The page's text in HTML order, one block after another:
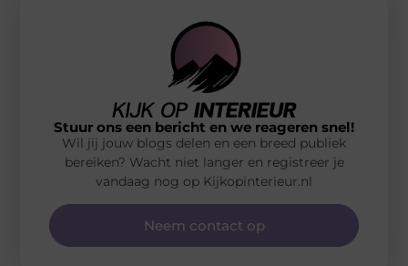
Stuur ons een bericht en we reageren snel!
Wil jij jouw blogs delen en een breed publiek
bereiken? Wacht niet langer en registreer je
vandaag nog op Kijkopinterieur.nl
Neem contact op